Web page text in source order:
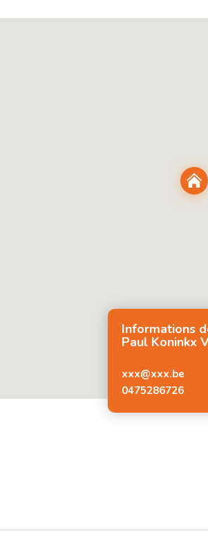
Informations
Paul Koninkx
xxx@xxx.be
0475286726